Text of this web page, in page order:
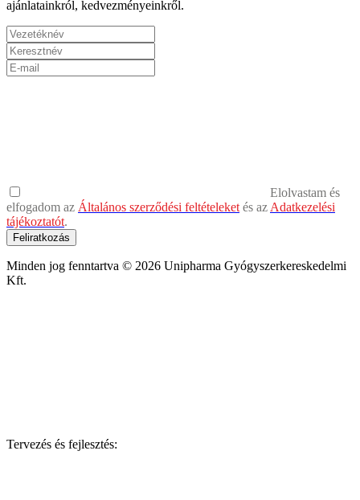
ajánlatainkról, kedvezményeinkről.
Elolvastam és
elfogadom az Általános szerződési feltételeket és az Adatkezelési
tájékoztatót.
Feliratkozás
Minden jog fenntartva © 2026 Unipharma Gyógyszerkereskedelmi
Kft.
Tervezés és fejlesztés: